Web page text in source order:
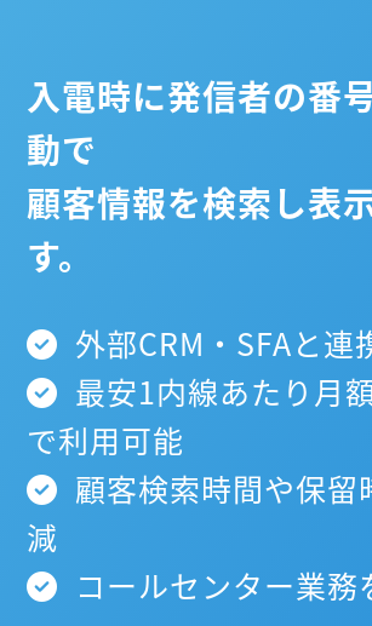
入電時に発信者の番
動で
顧客情報を検索し表
す。
外部CRM・SFAと連
最安1内線あたり月
で利用可能
顧客検索時間や保留
減
コールセンター業務